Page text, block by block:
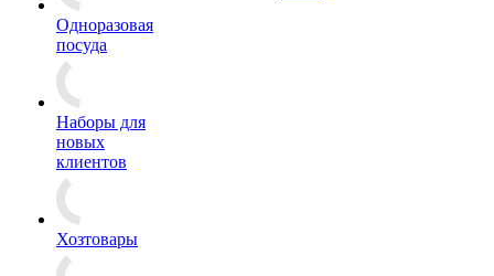
Одноразовая
посуда
Наборы для
новых
клиентов
Хозтовары